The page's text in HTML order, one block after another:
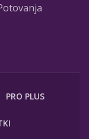
PRO PLUS